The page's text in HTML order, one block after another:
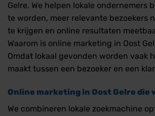
Gelre. We helpen lokale ondernemers
te worden, meer relevante bezoekers
te krijgen en online resultaten
Waarom is online marketing in Oost
Omdat lokaal gevonden worden vaak
maakt tussen een bezoeker en een
Online marketing in Oost Gelre die
We combineren lokale zoekmachine